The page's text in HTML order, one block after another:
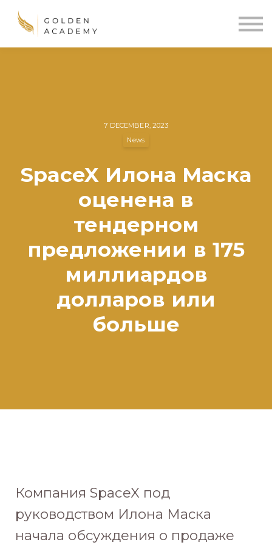
7 DECEMBER, 2023
News
SpaceX Илона Маска
оценена в
тендерном
предложении в 175
миллиардов
долларов или
больше
Компания SpaceX под
руководством Илона Маска
начала обсуждения о продаже